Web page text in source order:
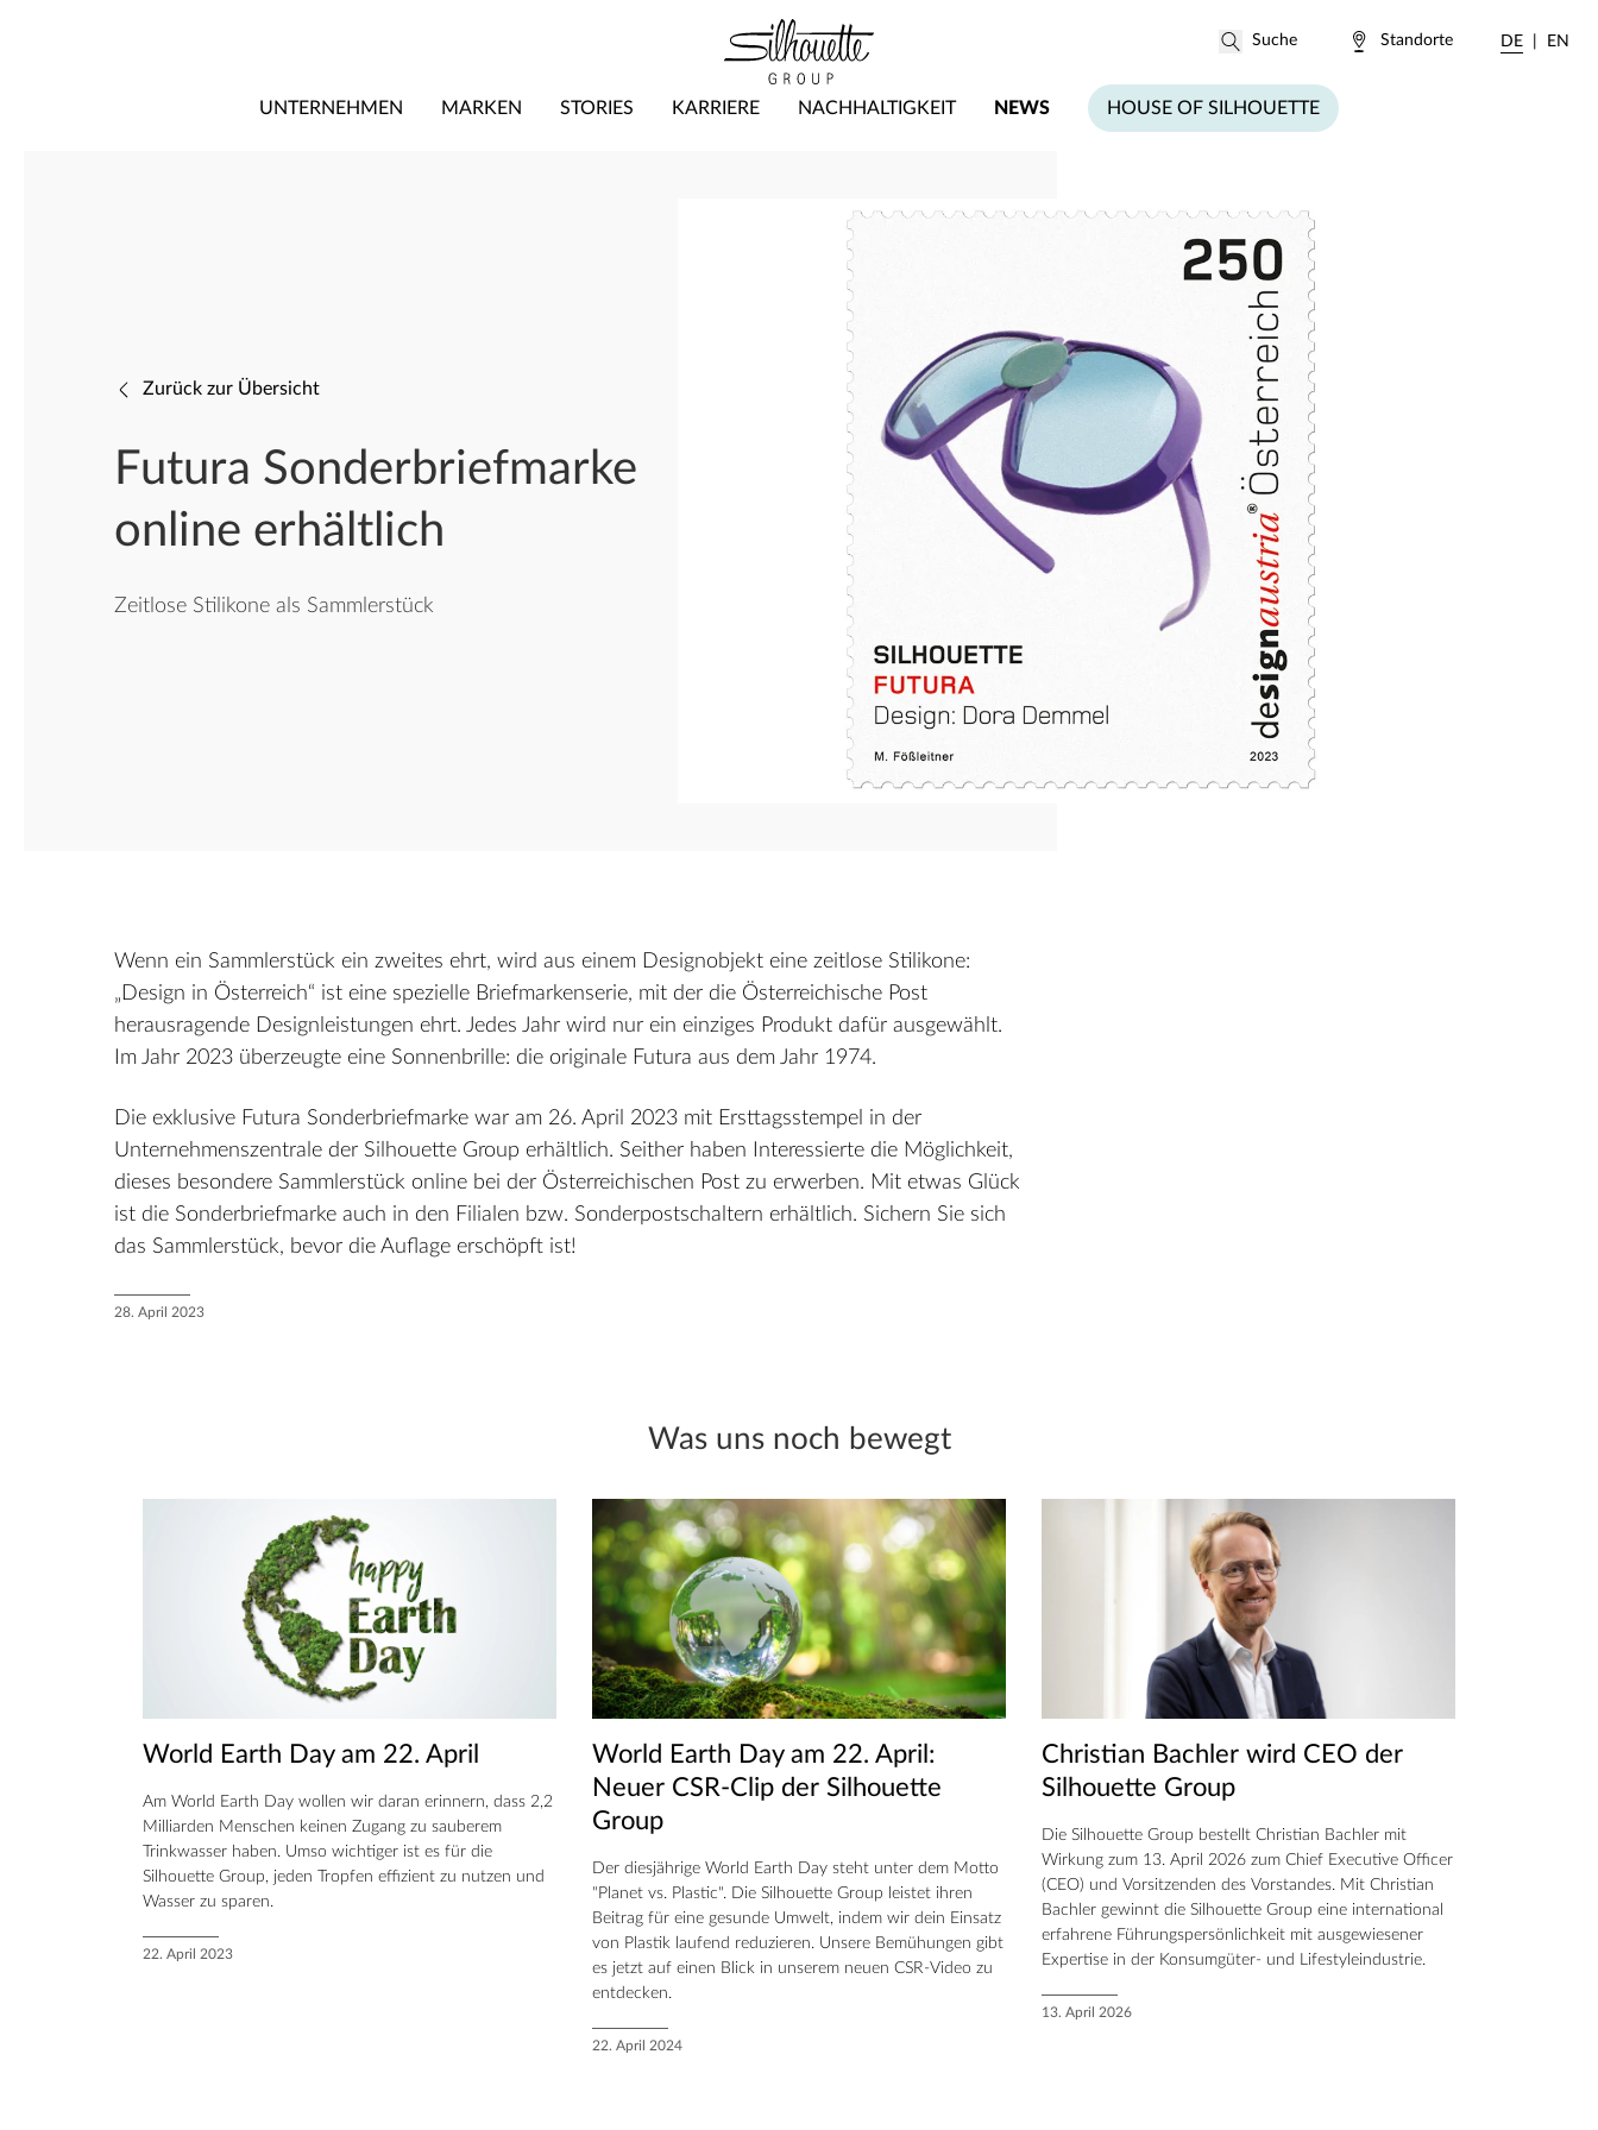
UNTERNEHMEN MARKEN STORIES KARRIERE NACHHALTIGKEIT NEWS HOUSE OF SILHOUETTE
Standorte DE EN
Zurück zur Übersicht
Futura Sonderbriefmarke
online erhältlich
Zeitlose Stilikone als Sammlerstück
Wenn ein Sammlerstück ein zweites ehrt, wird aus einem Designobjekt eine zeitlose Stilikone:
„Design in Österreich“ ist eine spezielle Briefmarkenserie, mit der die Österreichische Post
herausragende Designleistungen ehrt. Jedes Jahr wird nur ein einziges Produkt dafür ausgewählt.
Im Jahr 2023 überzeugte eine Sonnenbrille: die originale Futura aus dem Jahr 1974.
Die exklusive Futura Sonderbriefmarke war am 26. April 2023 mit Ersttagsstempel in der
Unternehmenszentrale der Silhouette Group erhältlich. Seither haben Interessierte die Möglichkeit,
dieses besondere Sammlerstück online bei der Österreichischen Post zu erwerben. Mit etwas Glück
ist die Sonderbriefmarke auch in den Filialen bzw. Sonderpostschaltern erhältlich. Sichern Sie sich
das Sammlerstück, bevor die Auflage erschöpft ist!
28. April 2023
Was uns noch bewegt
World Earth Day am 22. April
Am World Earth Day wollen wir daran erinnern, dass 2,2
Milliarden Menschen keinen Zugang zu sauberem
Trinkwasser haben. Umso wichtiger ist es für die
Silhouette Group, jeden Tropfen effizient zu nutzen und
Wasser zu sparen.
22. April 2023
World Earth Day am 22. April:
Neuer CSR-Clip der Silhouette
Group
Der diesjährige World Earth Day steht unter dem Motto
"Planet vs. Plastic". Die Silhouette Group leistet ihren
Beitrag für eine gesunde Umwelt, indem wir dein Einsatz
von Plastik laufend reduzieren. Unsere Bemühungen gibt
es jetzt auf einen Blick in unserem neuen CSR-Video zu
entdecken.
22. April 2024
Christian Bachler wird CEO der
Silhouette Group
Die Silhouette Group bestellt Christian Bachler mit
Wirkung zum 13. April 2026 zum Chief Executive Officer
(CEO) und Vorsitzenden des Vorstandes. Mit Christian
Bachler gewinnt die Silhouette Group eine international
erfahrene Führungspersönlichkeit mit ausgewiesener
Expertise in der Konsumgüter- und Lifestyleindustrie.
13. April 2026